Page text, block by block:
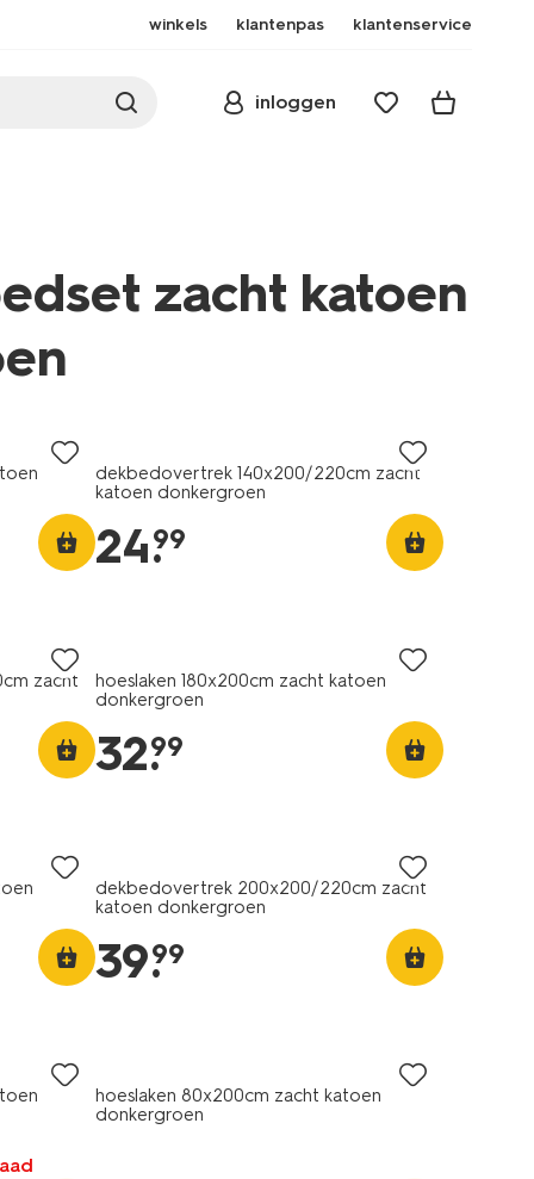
winkels klantenpas klantenservice
inloggen
zacht katoen
dekbedovertrek 140x200/220cm zacht
katoen donkergroen
24.
99
zacht
hoeslaken 180x200cm zacht katoen
donkergroen
32.
99
dekbedovertrek 200x200/220cm zacht
katoen donkergroen
39.
99
hoeslaken 80x200cm zacht katoen
donkergroen